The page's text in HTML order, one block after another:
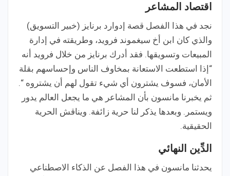
اقتصاد المشاعر
نجد في هذا الفصل قصة إدوارد برنايز (خبير التسويق)
والذي كان ابن أخ سيغموند فرويد، وطريقته في إدارة
المبيعات وتسويقها. فقد أدرك برنايز من خلال فرويد أنه
“إذا استطعت الاستعانة بمخاوف الناس وإحساسهم بقلة
الأمان، فسوف يشترون أي شيء تقول لهم أن يشتروه “.
ثم يخبرنا مانسون بأن المشاعر هي ما يجعل العالم يدور
ويستمر. وبعدها يذكر لنا حرية زائفة. ويناقش الحرية
الحقيقية.
الدِّين النهائي
يحدثنا مانسون في هذا الفصل عن الذكاء الاصطناعي